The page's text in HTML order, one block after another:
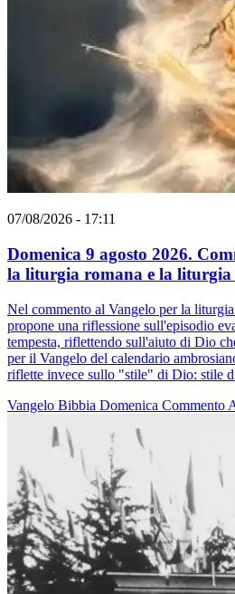
07/08/2026 - 17:11
Domenica 9 agosto 2026.
la liturgia romana e la liturgia
Nel commento al Vangelo per la
propone una riflessione sull'episodio
tempesta, riflettendo sull'aiuto di Dio
per il Vangelo del calendario
riflette invece sullo "stile" di Dio: stile
Vangelo Bibbia Domenica Commento